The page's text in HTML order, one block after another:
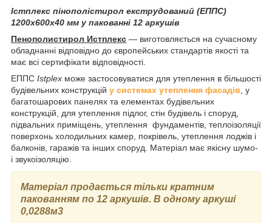
Істплекс пінополістирол екструдований (ЕППС)
1200х600х40 мм у пакованні 12 аркушів
Пенополистирол Истплекс — виготовляється на сучасному
обладнанні відповідно до європейських стандартів якості та
має всі сертифікати відповідності.
ЕППС Istplex може застосовуватися для утеплення в більшості
будівельних конструкцій у системах утеплення фасадів , у
багатошарових панелях та елементах будівельних
конструкцій, для утеплення підлог, стін будівель і споруд,
підвальних приміщень, утеплення фундаментів, теплоізоляції
поверхонь холодильних камер, покрівель, утеплення лоджів і
балконів, гаражів та інших споруд. Матеріал має якісну шумо-
і звукоізоляцію.
Матеріал продається тільки кратним
пакованням по 12 аркушів. В одному аркуші
0,0288м3